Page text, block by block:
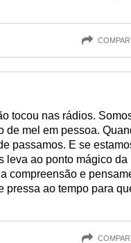
tocou nas rádios.
de mel em pessoa.
passamos. E se
leva ao ponto mágico da
compreensão e
pressa ao tempo para